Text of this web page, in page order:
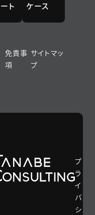
ート
ケース
免責事
項
サイトマッ
プ
プ
ラ
イ
バ
シ